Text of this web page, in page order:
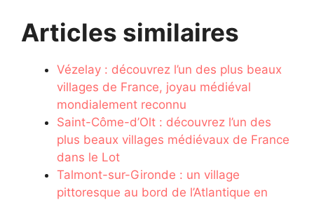
Articles similaires
Vézelay : découvrez l’un des plus beaux
villages de France, joyau médiéval
mondialement reconnu
Saint-Côme-d’Olt : découvrez l’un des
plus beaux villages médiévaux de France
dans le Lot
Talmont-sur-Gironde : un village
pittoresque au bord de l’Atlantique en